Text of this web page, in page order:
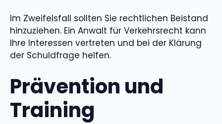
Im Zweifelsfall sollten Sie rechtlichen Beistand
hinzuziehen. Ein Anwalt für Verkehrsrecht kann
Ihre Interessen vertreten und bei der Klärung
der Schuldfrage helfen.
Prävention und
Training